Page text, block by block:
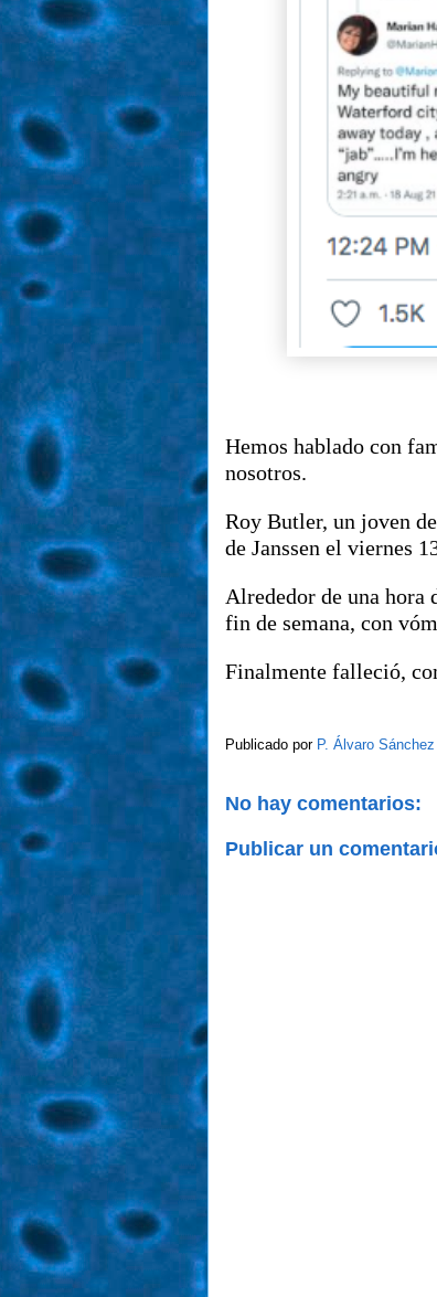
Hemos hablado con
nosotros.
Roy Butler, un joven
de Janssen el viernes
Alrededor de una hora
fin de semana, con
Finalmente falleció,
Publicado por P. Álvaro
No hay comentarios:
Publicar un